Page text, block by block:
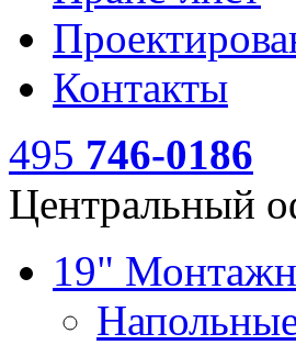
Контакты
495 746-0186
Центральный
19"